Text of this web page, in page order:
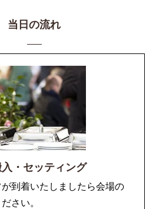
当日の流れ
・セッティング
到着いたしましたら会場の
さい。